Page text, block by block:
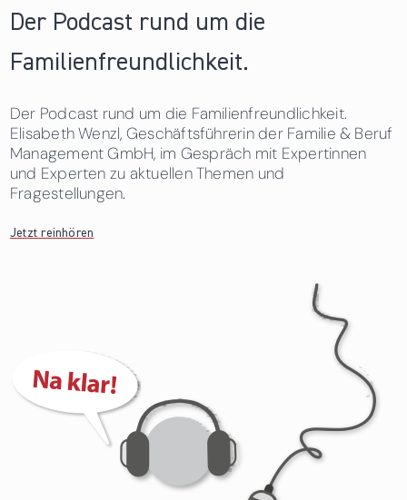
Der Podcast rund um die
Familienfreundlichkeit.
Der Podcast rund um die Familienfreundlichkeit.
Elisabeth Wenzl, Geschäftsführerin der Familie & Beruf
Management GmbH, im Gespräch mit Expertinnen
und Experten zu aktuellen Themen und
Fragestellungen.
Jetzt reinhören